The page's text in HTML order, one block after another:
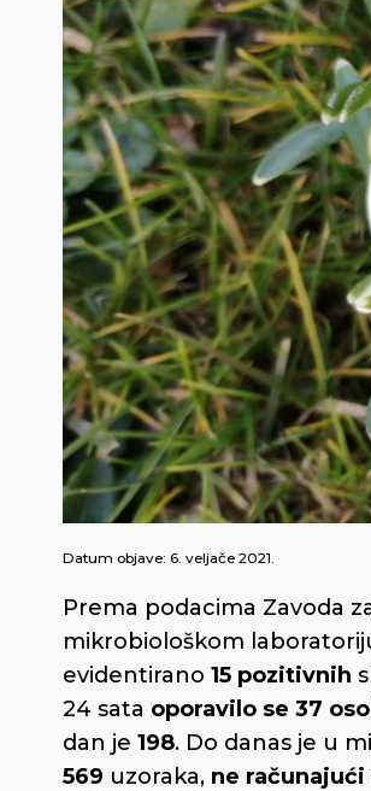
Datum objave: 6. veljače 2021.
Prema podacima Zavoda
mikrobiološkom
evidentirano 15 pozitivnih
24 sata oporavilo se 37
dan je 198. Do danas je u
569 uzoraka, ne računajući